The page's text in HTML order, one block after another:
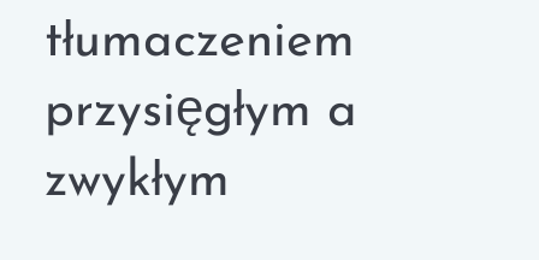
tłumaczeniem
przysięgłym a
zwykłym